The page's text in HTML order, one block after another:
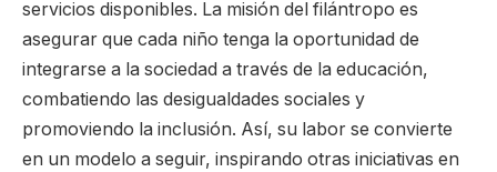
servicios disponibles. La misión del filántropo es
asegurar que cada niño tenga la oportunidad de
integrarse a la sociedad a través de la educación,
combatiendo las desigualdades sociales y
promoviendo la inclusión. Así, su labor se convierte
en un modelo a seguir, inspirando otras iniciativas en